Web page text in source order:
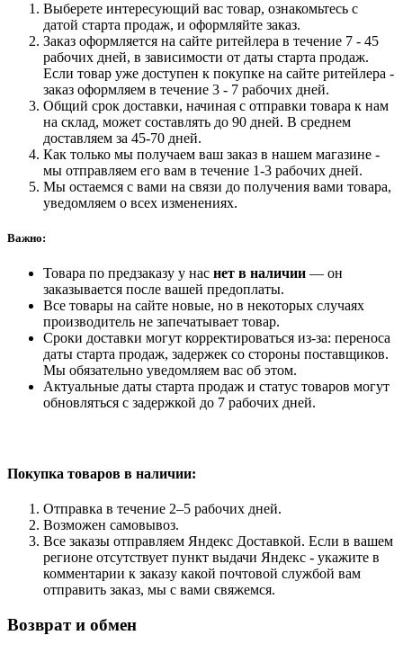
Выберете интересующий вас товар, ознакомьтесь с
датой старта продаж, и оформляйте заказ.
Заказ оформляется на сайте ритейлера в течение 7 - 45
рабочих дней, в зависимости от даты старта продаж.
Если товар уже доступен к покупке на сайте ритейлера -
заказ оформляем в течение 3 - 7 рабочих дней.
Общий срок доставки, начиная с отправки товара к нам
на склад, может составлять до 90 дней. В среднем
доставляем за 45-70 дней.
Как только мы получаем ваш заказ в нашем магазине -
мы отправляем его вам в течение 1-3 рабочих дней.
Мы остаемся с вами на связи до получения вами товара,
уведомляем о всех изменениях.
Важно:
Товара по предзаказу у нас нет в наличии — он
заказывается после вашей предоплаты.
Все товары на сайте новые, но в некоторых случаях
производитель не запечатывает товар.
Сроки доставки могут корректироваться из-за: переноса
даты старта продаж, задержек со стороны поставщиков.
Мы обязательно уведомляем вас об этом.
Актуальные даты старта продаж и статус товаров могут
обновляться с задержкой до 7 рабочих дней.
Покупка товаров в наличии:
Отправка в течение 2–5 рабочих дней.
Возможен самовывоз.
Все заказы отправляем Яндекс Доставкой. Если в вашем
регионе отсутствует пункт выдачи Яндекс - укажите в
комментарии к заказу какой почтовой службой вам
отправить заказ, мы с вами свяжемся.
Возврат и обмен